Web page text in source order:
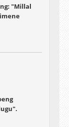
"Millal